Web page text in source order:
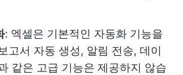
: 엑셀은 기본적인 자동화 기능을
고서 자동 생성, 알림 전송, 데이
같은 고급 기능은 제공하지 않습